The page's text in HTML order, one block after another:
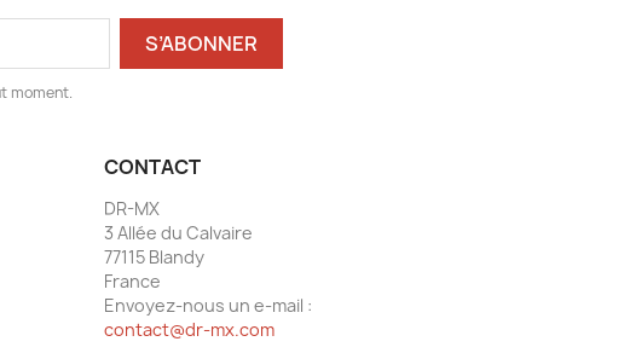
moment.
CONTACT
DR-MX
3 Allée du Calvaire
77115 Blandy
France
Envoyez-nous un e-mail :
contact@dr-mx.com